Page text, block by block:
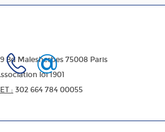
9 Bd Malesherbes 75008 Paris
loi 1901
: 302 664 784 00055